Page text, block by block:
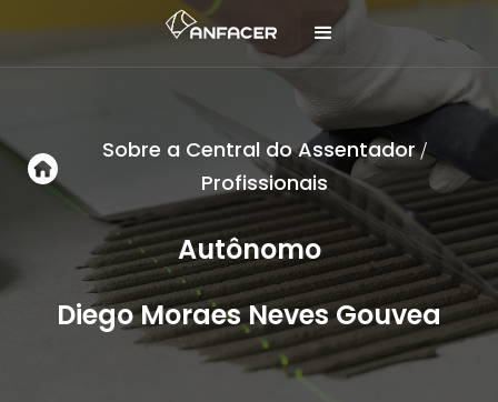
Sobre a Central do Assentador/
Profissionais
Autônomo
Diego Moraes Neves Gouvea